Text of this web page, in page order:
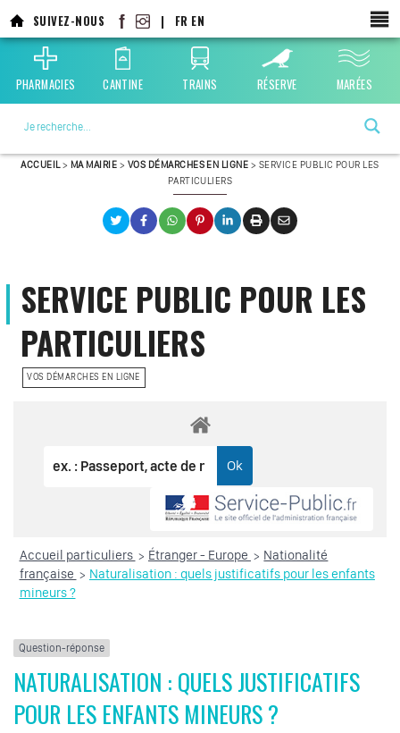
SUIVEZ-NOUS | FR EN
PHARMACIES CANTINE TRAINS RÉSERVE MARÉES
ACCUEIL> MA MAIRIE > VOS DÉMARCHES EN LIGNE > SERVICE PUBLIC POUR LES
PARTICULIERS
SERVICE PUBLIC POUR LES
PARTICULIERS
VOS DÉMARCHES EN LIGNE
Accueil particuliers > Étranger - Europe > Nationalité
française > Naturalisation : quels justificatifs pour les enfants
mineurs ?
Question-réponse
NATURALISATION : QUELS JUSTIFICATIFS
POUR LES ENFANTS MINEURS ?